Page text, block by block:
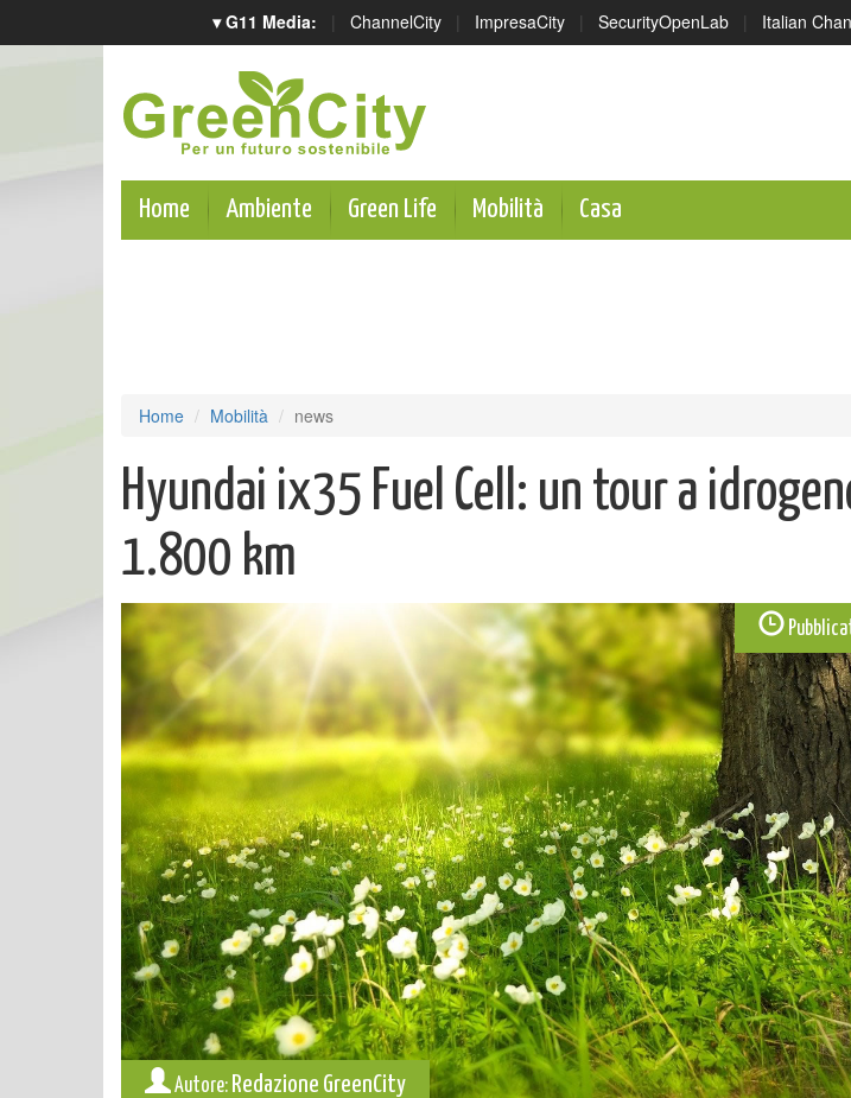
▾ G11 Media: | ChannelCity | ImpresaCity | SecurityOpenLab | Italian
Home Ambiente Green Life Mobilità Casa
Home Mobilità news
Hyundai ix35 Fuel Cell: un tour a
1.800 km
Autore: Redazione GreenCity